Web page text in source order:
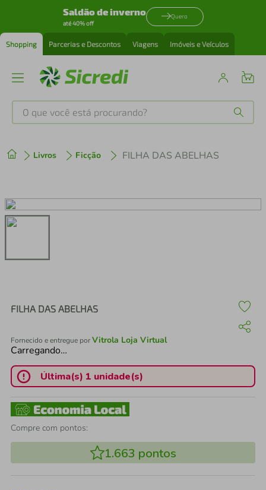
Saldão de inverno
até 40% off
Quero
Shopping Parcerias e Descontos Viagens Imóveis e Veículos
O que você está procurando?
Livros Ficção FILHA DAS ABELHAS
FILHA DAS ABELHAS
Fornecido e entregue porVitrola Loja Virtual
Carregando…
Última(s) 1 unidade(s)
Compre com pontos:
1.663 pontos
2º cafeteira